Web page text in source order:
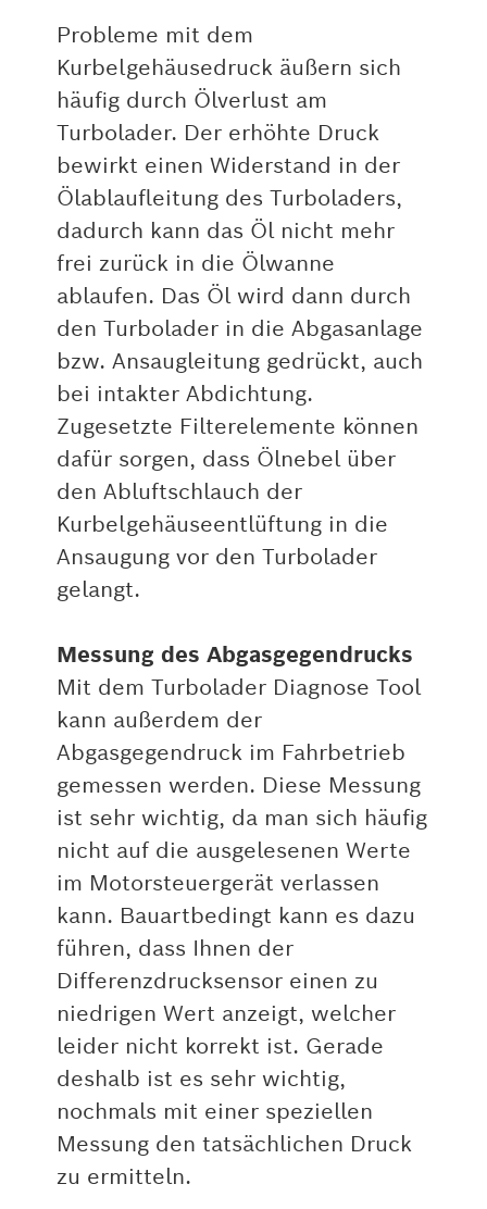
Probleme mit dem
Kurbelgehäusedruck äußern sich
häufig durch Ölverlust am
Turbolader. Der erhöhte Druck
bewirkt einen Widerstand in der
Ölablaufleitung des Turboladers,
dadurch kann das Öl nicht mehr
frei zurück in die Ölwanne
ablaufen. Das Öl wird dann durch
den Turbolader in die Abgasanlage
bzw. Ansaugleitung gedrückt, auch
bei intakter Abdichtung.
Zugesetzte Filterelemente können
dafür sorgen, dass Ölnebel über
den Abluftschlauch der
Kurbelgehäuseentlüftung in die
Ansaugung vor den Turbolader
gelangt.
Messung des Abgasgegendrucks
Mit dem Turbolader Diagnose Tool
kann außerdem der
Abgasgegendruck im Fahrbetrieb
gemessen werden. Diese Messung
ist sehr wichtig, da man sich häufig
nicht auf die ausgelesenen Werte
im Motorsteuergerät verlassen
kann. Bauartbedingt kann es dazu
führen, dass Ihnen der
Differenzdrucksensor einen zu
niedrigen Wert anzeigt, welcher
leider nicht korrekt ist. Gerade
deshalb ist es sehr wichtig,
nochmals mit einer speziellen
Messung den tatsächlichen Druck
zu ermitteln.